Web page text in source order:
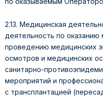
2.13. Медицинская
деятельность по
проведению медицинских
осмотров и медицинских
санитарно-
мероприятий и
с трансплантацией